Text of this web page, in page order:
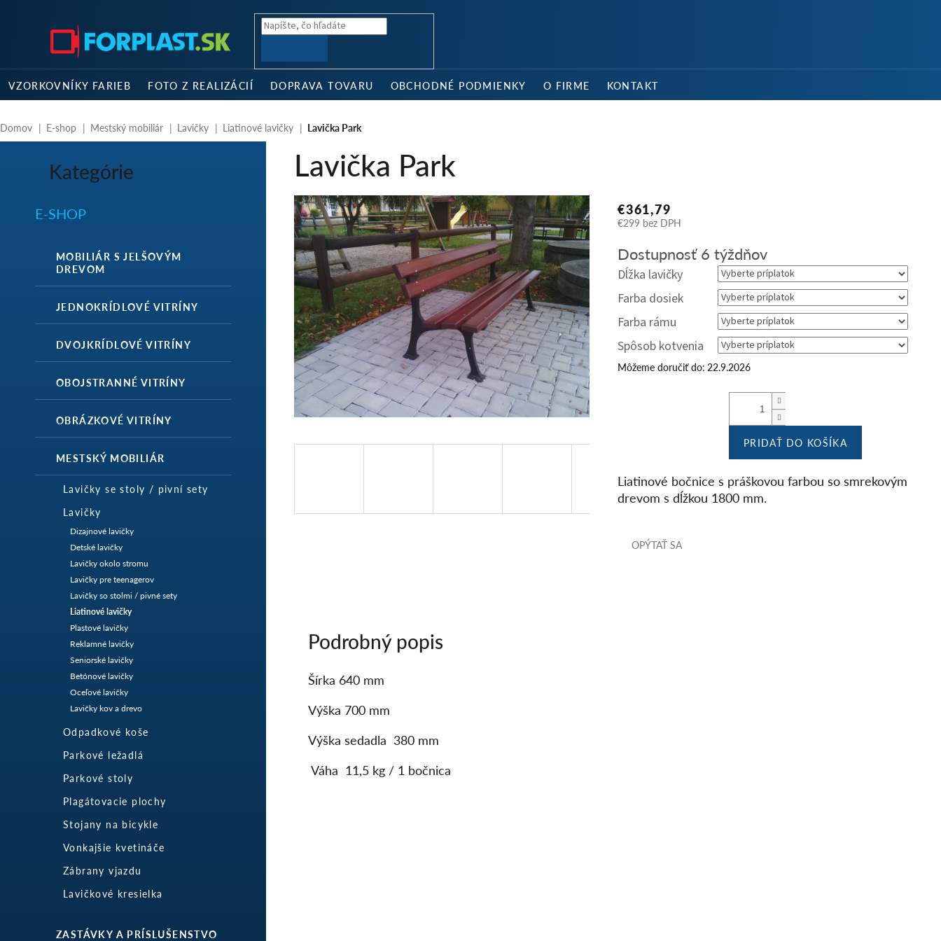
VZORKOVNÍKY FARIEB FOTO Z REALIZÁCIÍ DOPRAVA TOVARU OBCHODNÉ PODMIENKY O FIRME KONTAKT
Domov E-shop Mestský mobiliár Lavičky Liatinové lavičky Lavička Park
ý
p
l
Preskočiť
kategórie
Kategórie
E-SHOP
MOBILIÁR S JELŠOVÝM
DREVOM
JEDNOKRÍDLOVÉ VITRÍNY
DVOJKRÍDLOVÉ VITRÍNY
OBOJSTRANNÉ VITRÍNY
OBRÁZKOVÉ VITRÍNY
MESTSKÝ MOBILIÁR
Lavičky se stoly / pivní sety
Lavičky
Dizajnové lavičky
Detské lavičky
Lavičky okolo stromu
Lavičky pre teenagerov
Lavičky so stolmi / pivné sety
Liatinové lavičky
Plastové lavičky
Reklamné lavičky
Seniorské lavičky
Betónové lavičky
Oceľové lavičky
Lavičky kov a drevo
Odpadkové koše
Parkové ležadlá
Parkové stoly
Plagátovacie plochy
Stojany na bicykle
Vonkajšie kvetináče
Zábrany vjazdu
Lavičkové kresielka
ZASTÁVKY A PRÍSLUŠENSTVO
Lavička Park
€361,79
€299 bez DPH
cena:
Dostupnosť 6 týždňov
Dĺžka lavičky
Farba dosiek
Farba rámu
Spôsob kotvenia
Môžeme doručiť do: 22.9.2026
PRIDAŤ DO KOŠÍKA
Liatinové bočnice s práškovou farbou so smrekovým
drevom s dĺžkou 1800 mm.
OPÝTAŤ SA
Podrobný popis
Šírka 640 mm
Výška 700 mm
Výška sedadla 380 mm
Váha 11,5 kg / 1 bočnica